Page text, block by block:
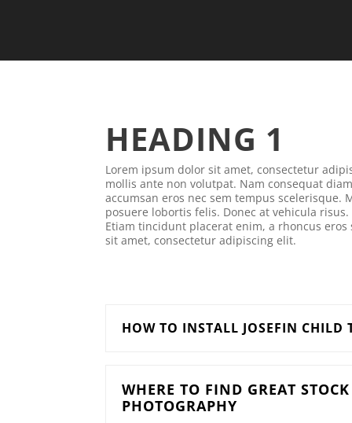
HEADING 1
Lorem ipsum dolor sit amet, consectetur
mollis ante non volutpat. Nam consequat
accumsan eros nec sem tempus scelerisque.
posuere lobortis felis. Donec at vehicula
Etiam tincidunt placerat enim, a rhoncus
sit amet, consectetur adipiscing elit.
HOW TO INSTALL JOSEFIN CHILD
WHERE TO FIND GREAT STOCK
PHOTOGRAPHY